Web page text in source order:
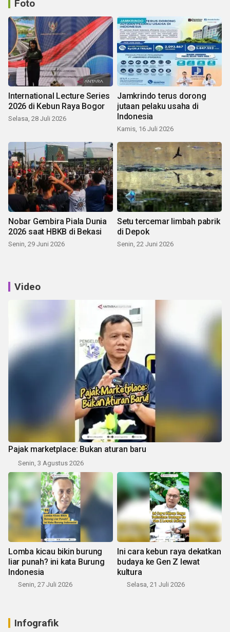
Foto
International Lecture Series
2026 di Kebun Raya Bogor
Selasa, 28 Juli 2026
Jamkrindo terus dorong
jutaan pelaku usaha di
Indonesia
Kamis, 16 Juli 2026
Nobar Gembira Piala Dunia
2026 saat HBKB di Bekasi
Senin, 29 Juni 2026
Setu tercemar limbah pabrik
di Depok
Senin, 22 Juni 2026
Video
Pajak marketplace: Bukan aturan baru
Senin, 3 Agustus 2026
Lomba kicau bikin burung
liar punah? ini kata Burung
Indonesia
Senin, 27 Juli 2026
Ini cara kebun raya dekatkan
budaya ke Gen Z lewat
kultura
Selasa, 21 Juli 2026
Infografik